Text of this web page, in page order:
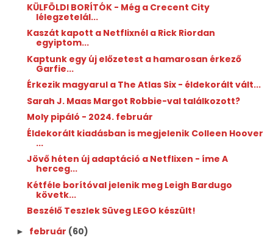
KÜLFÖLDI BORÍTÓK - Még a Crecent City
lélegzetelál...
Kaszát kapott a Netflixnél a Rick Riordan
egyiptom...
Kaptunk egy új előzetest a hamarosan érkező
Garfie...
Érkezik magyarul a The Atlas Six - éldekorált vált...
Sarah J. Maas Margot Robbie-val találkozott?
Moly pipáló - 2024. február
Éldekorált kiadásban is megjelenik Colleen Hoover
...
Jövő héten új adaptáció a Netflixen - íme A
herceg...
Kétféle borítóval jelenik meg Leigh Bardugo
követk...
Beszélő Teszlek Süveg LEGO készült!
► február (60)